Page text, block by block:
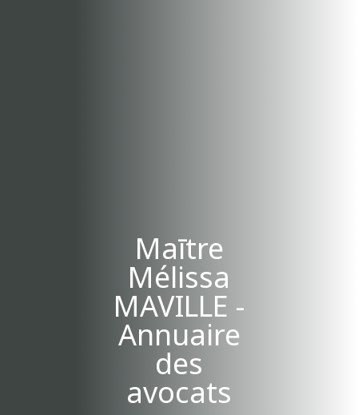
Maītre
Mélissa
MAVILLE -
Annuaire
des
avocats